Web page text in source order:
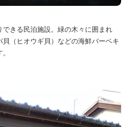
きる民泊施設。緑の木々に囲まれ
（ヒオウギ貝）などの海鮮バーベキ